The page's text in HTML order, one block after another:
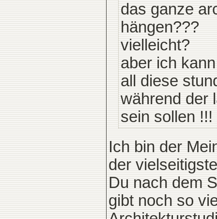
das ganze
hängen???
vielleicht?
aber ich
all diese
während der
sein sollen !!!
Ich bin der
der
Du nach dem
gibt noch so